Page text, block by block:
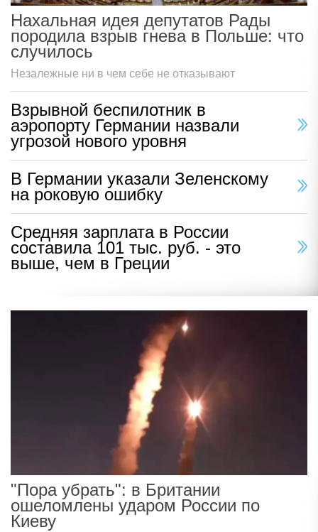
Нахальная идея депутатов Рады
породила взрыв гнева в Польше: что
случилось
Незалежные ни в чем себе не отказывают
Взрывной беспилотник в
аэропорту Германии назвали
угрозой нового уровня
В Германии указали Зеленскому
на роковую ошибку
Средняя зарплата в России
составила 101 тыс. руб. - это
выше, чем в Греции
"Пора убрать": в Британии
ошеломлены ударом России по
Киеву